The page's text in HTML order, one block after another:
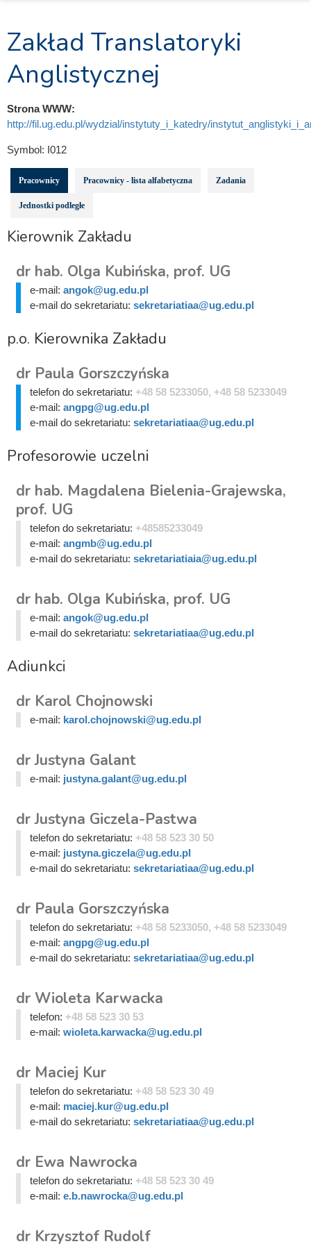
Zakład Translatoryki
Anglistycznej
Strona WWW:
http://fil.ug.edu.pl/wydzial/instytuty_i_katedry/
Symbol: I012
Pracownicy Pracownicy - lista alfabetyczna Zadania
Jednostki podległe
Kierownik Zakładu
dr hab. Olga Kubińska, prof. UG
e-mail: angok@ug.edu.pl
e-mail do sekretariatu: sekretariatiaa@ug.edu.pl
p.o. Kierownika Zakładu
dr Paula Gorszczyńska
telefon do sekretariatu: +48 58 5233050, +48 58 5233049
e-mail: angpg@ug.edu.pl
e-mail do sekretariatu: sekretariatiaa@ug.edu.pl
Profesorowie uczelni
dr hab. Magdalena Bielenia-Grajewska,
prof. UG
telefon do sekretariatu: +48585233049
e-mail: angmb@ug.edu.pl
e-mail do sekretariatu: sekretariatiaia@ug.edu.pl
dr hab. Olga Kubińska, prof. UG
e-mail: angok@ug.edu.pl
e-mail do sekretariatu: sekretariatiaa@ug.edu.pl
Adiunkci
dr Karol Chojnowski
e-mail: karol.chojnowski@ug.edu.pl
dr Justyna Galant
e-mail: justyna.galant@ug.edu.pl
dr Justyna Giczela-Pastwa
telefon do sekretariatu: +48 58 523 30 50
e-mail: justyna.giczela@ug.edu.pl
e-mail do sekretariatu: sekretariatiaa@ug.edu.pl
dr Paula Gorszczyńska
telefon do sekretariatu: +48 58 5233050, +48 58 5233049
e-mail: angpg@ug.edu.pl
e-mail do sekretariatu: sekretariatiaa@ug.edu.pl
dr Wioleta Karwacka
telefon: +48 58 523 30 53
e-mail: wioleta.karwacka@ug.edu.pl
dr Maciej Kur
telefon do sekretariatu: +48 58 523 30 49
e-mail: maciej.kur@ug.edu.pl
e-mail do sekretariatu: sekretariatiaa@ug.edu.pl
dr Ewa Nawrocka
telefon do sekretariatu: +48 58 523 30 49
e-mail: e.b.nawrocka@ug.edu.pl
dr Krzysztof Rudolf